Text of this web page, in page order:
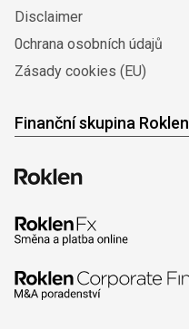
Disclaimer
0chrana osobních údajů
Zásady cookies (EU)
Finanční skupina Roklen